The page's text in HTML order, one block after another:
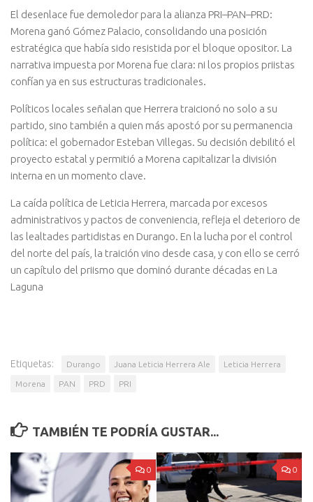
El desenlace fue demoledor para la alianza PRI–PAN–PRD:
Morena ganó Gómez Palacio, consolidando una posición
estratégica que había sido resistida por el bloque opositor. La
narrativa impuesta por Morena fue clara: ni los propios priistas
confían ya en sus estructuras tradicionales.
Políticos locales señalan que Herrera traicionó no solo a su
partido, sino también a quien más apostó por su permanencia
política: el gobernador Esteban Villegas. Su decisión debilitó el
proyecto estatal y permitió a Morena capitalizar la división
interna en un momento clave.
La caída política de Leticia Herrera, marcada por excesos
administrativos y pactos de conveniencia, refleja el deterioro de
las lealtades partidistas en Durango. En la lucha por el control
del norte del país, la traición vino desde casa, y con ello se cerró
un capítulo del priismo que dominó durante décadas en La
Laguna
Etiquetas: Durango Juana Leticia Herrera Ale Leticia Herrera
Morena PAN PRD PRI
TAMBIÉN TE PODRÍA GUSTAR...
0 0